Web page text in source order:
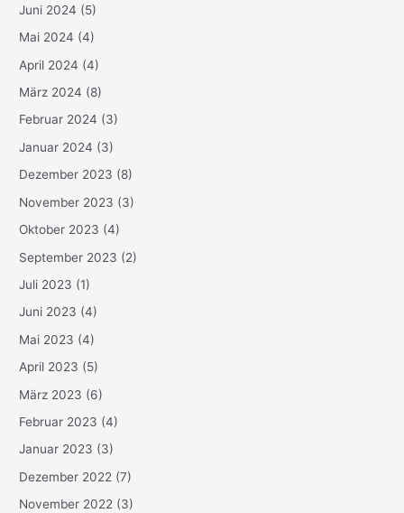
Juni 2024 (5)
Mai 2024 (4)
April 2024 (4)
März 2024 (8)
Februar 2024 (3)
Januar 2024 (3)
Dezember 2023 (8)
November 2023 (3)
Oktober 2023 (4)
September 2023 (2)
Juli 2023 (1)
Juni 2023 (4)
Mai 2023 (4)
April 2023 (5)
März 2023 (6)
Februar 2023 (4)
Januar 2023 (3)
Dezember 2022 (7)
November 2022 (3)